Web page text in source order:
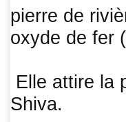
pierre de
oxyde de fer
Elle attire la
Shiva.